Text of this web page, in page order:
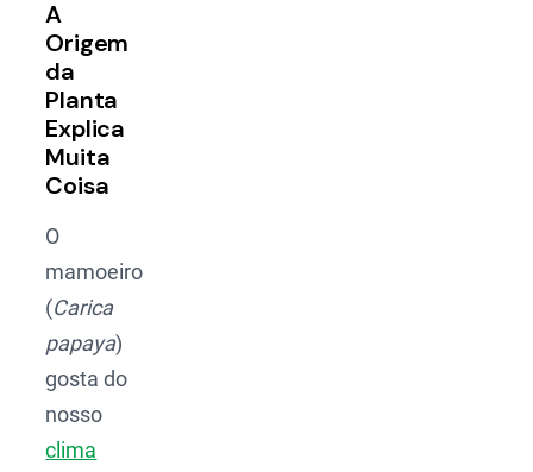
A
Origem
da
Planta
Explica
Muita
Coisa
O
mamoeiro
(Carica
papaya)
gosta do
nosso
clima